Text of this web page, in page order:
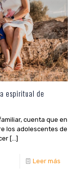
espiritual de
cuenta que en
los adolescentes de
[…]
Leer más